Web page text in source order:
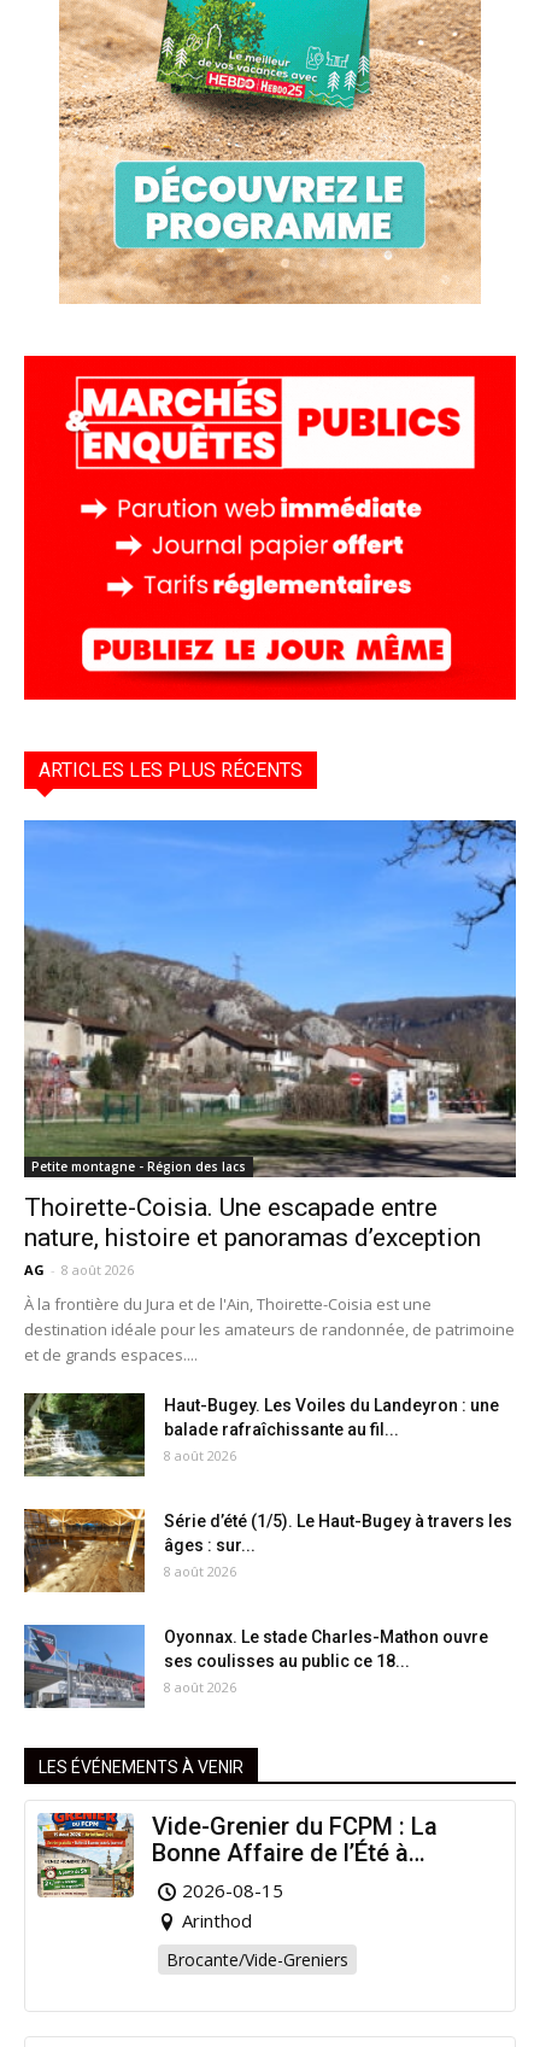
ARTICLES LES PLUS RÉCENTS
Petite montagne - Région des lacs
Thoirette-Coisia. Une escapade entre
nature, histoire et panoramas d’exception
AG - 8 août 2026
À la frontière du Jura et de l'Ain, Thoirette-Coisia est une
destination idéale pour les amateurs de randonnée, de patrimoine
et de grands espaces....
Haut-Bugey. Les Voiles du Landeyron : une
balade rafraîchissante au fil...
8 août 2026
Série d’été (1/5). Le Haut-Bugey à travers les
âges : sur...
8 août 2026
Oyonnax. Le stade Charles-Mathon ouvre
ses coulisses au public ce 18...
8 août 2026
LES ÉVÉNEMENTS À VENIR
Vide-Grenier du FCPM : La
Bonne Affaire de l’Été à
Arinthod !
2026-08-15
Arinthod
Brocante/Vide-Greniers